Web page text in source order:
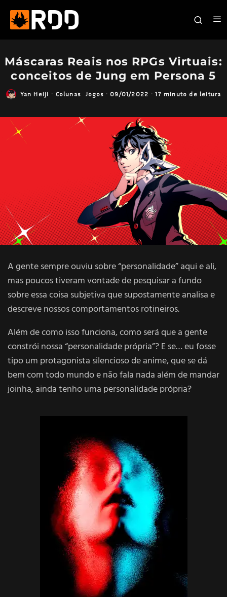
Máscaras Reais nos RPGs Virtuais:
conceitos de Jung em Persona 5
Yan Heiji · Colunas Jogos · 09/01/2022 · 17 minuto de leitura
A gente sempre ouviu sobre “personalidade” aqui e ali,
mas poucos tiveram vontade de pesquisar a fundo
sobre essa coisa subjetiva que supostamente analisa e
descreve nossos comportamentos rotineiros.
Além de como isso funciona, como será que a gente
constrói nossa “personalidade própria”? E se… eu fosse
tipo um protagonista silencioso de anime, que se dá
bem com todo mundo e não fala nada além de mandar
joinha, ainda tenho uma personalidade própria?